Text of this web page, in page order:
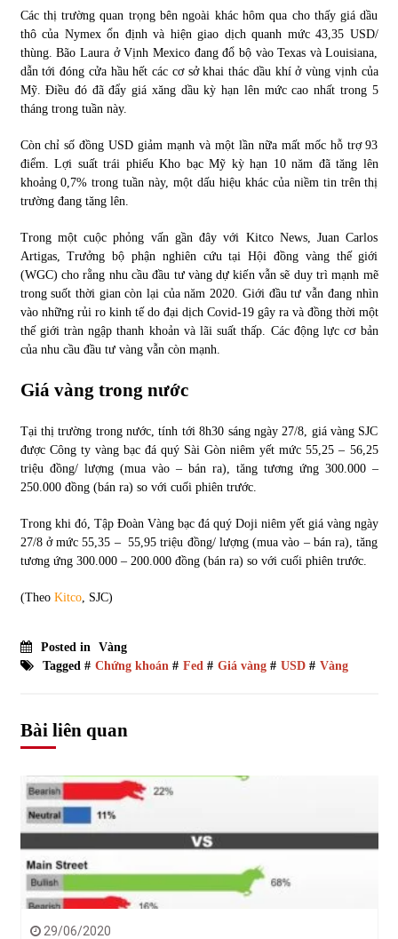
Các thị trường quan trọng bên ngoài khác hôm qua cho thấy giá dầu
thô của Nymex ổn định và hiện giao dịch quanh mức 43,35 USD/
thùng. Bão Laura ở Vịnh Mexico đang đổ bộ vào Texas và Louisiana,
dẫn tới đóng cửa hầu hết các cơ sở khai thác dầu khí ở vùng vịnh của
Mỹ. Điều đó đã đẩy giá xăng dầu kỳ hạn lên mức cao nhất trong 5
tháng trong tuần này.
Còn chỉ số đồng USD giảm mạnh và một lần nữa mất mốc hỗ trợ 93
điểm. Lợi suất trái phiếu Kho bạc Mỹ kỳ hạn 10 năm đã tăng lên
khoảng 0,7% trong tuần này, một dấu hiệu khác của niềm tin trên thị
trường đang tăng lên.
Trong một cuộc phỏng vấn gần đây với Kitco News, Juan Carlos
Artigas, Trưởng bộ phận nghiên cứu tại Hội đồng vàng thế giới
(WGC) cho rằng nhu cầu đầu tư vàng dự kiến vẫn sẽ duy trì mạnh mẽ
trong suốt thời gian còn lại của năm 2020. Giới đầu tư vẫn đang nhìn
vào những rủi ro kinh tế do đại dịch Covid-19 gây ra và đồng thời một
thế giới tràn ngập thanh khoản và lãi suất thấp. Các động lực cơ bản
của nhu cầu đầu tư vàng vẫn còn mạnh.
Giá vàng trong nước
Tại thị trường trong nước, tính tới 8h30 sáng ngày 27/8, giá vàng SJC
được Công ty vàng bạc đá quý Sài Gòn niêm yết mức 55,25 – 56,25
triệu đồng/ lượng (mua vào – bán ra), tăng tương ứng 300.000 –
250.000 đồng (bán ra) so với cuối phiên trước.
Trong khi đó, Tập Đoàn Vàng bạc đá quý Doji niêm yết giá vàng ngày
27/8 ở mức 55,35 – 55,95 triệu đồng/ lượng (mua vào – bán ra), tăng
tương ứng 300.000 – 200.000 đồng (bán ra) so với cuối phiên trước.
(Theo Kitco, SJC)
Posted in
Vàng
Tagged # Chứng khoán # Fed # Giá vàng# USD# Vàng
Bài liên quan
29/06/2020